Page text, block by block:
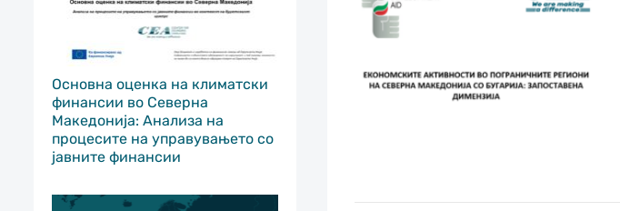
Основна оценка на климатски
финансии во Северна
Македонија: Анализа на
процесите на управувањето со
јавните финансии